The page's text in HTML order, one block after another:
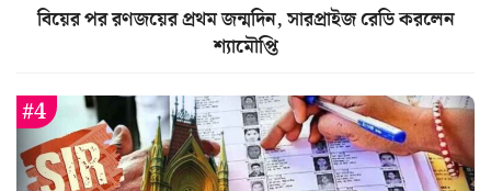
বিয়ের পর রণজয়ের প্রথম জন্মদিন, সারপ্রাইজ রেডি করলেন
শ্যামৌপ্তি